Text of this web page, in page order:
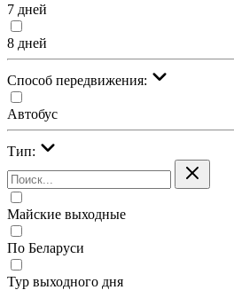
7 дней
8 дней
Cпособ передвижения:
Автобус
Тип:
Майские выходные
По Беларуси
Тур выходного дня